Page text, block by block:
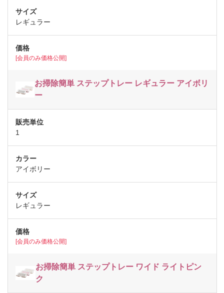
レギュラー
[会員のみ価格公開]
お掃除簡単 ステップトレー レギュラー アイボリ
ー
1
アイボリー
レギュラー
[会員のみ価格公開]
お掃除簡単 ステップトレー ワイド ライトピン
ク